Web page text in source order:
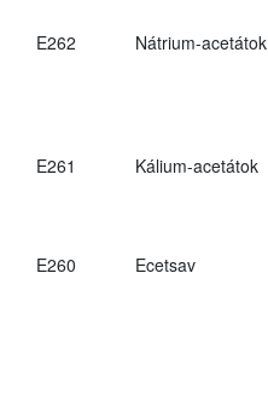
E262 Nátrium-acetátok
E261 Kálium-acetátok
E260 Ecetsav